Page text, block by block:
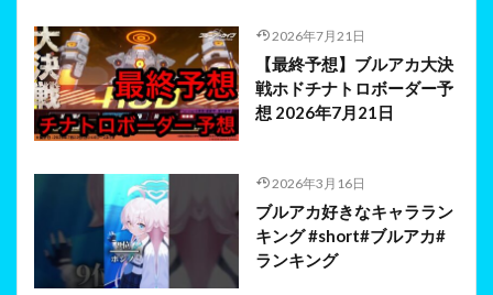
2026年7月21日
【最終予想】ブルアカ大決
戦ホドチナトロボーダー予
想 2026年7月21日
2026年3月16日
ブルアカ好きなキャララン
キング #short#ブルアカ#
ランキング